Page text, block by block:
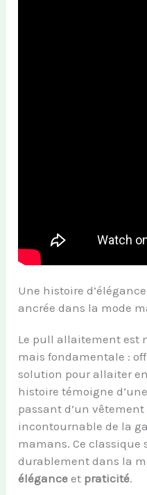
Une histoire
ancrée dans la mode
Le pull allaitement est
mais fondamentale :
solution pour allaiter
histoire témoigne
passant d’un
incontournable de la
mamans. Ce classique
durablement dans la
élégance et praticité.